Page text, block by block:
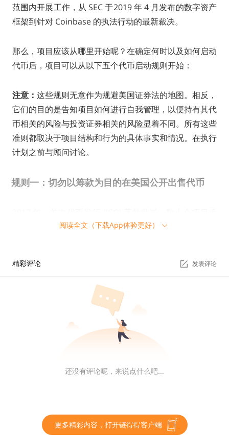
范围内开展工作，从 SEC 于2019 年 4 月发布的数字资产
框架到针对 Coinbase 的执法行动的最新裁决。
那么，项目应该从哪里开始呢？在确定何时以及如何启动
代币后，项目可以从以下五个代币启动规则开始：
注意： 这些规则无意作为规避美国证券法的地图。相反，
它们的目的是告知项目如何进行自我管理，以便持有其代
币相关的风险与投资证券相关的风险显着不同。所有这些
准则都取决于项目结构和行为的具体事实和情况。在执行
计划之前与顾问讨论。
规则一：切勿以筹款为目的在美国公开出售代币
诺将实现重要的技术突破，寻求筹集资金。虽然许多人这
CO，因为 ICO 通常满足豪伊测试的所有条件——一种合
同、计划或交易，其中将资金投资于普通企业，并根据管
理人员的预期获得合理的利润预期。或他人的创业努力。
没有什么地方比初级交易（即代币发行人向投资者销售代
币）更容易应用 Howey 测试了。在许多 ICO 中，代币发
销售的收益为其运营提供资金，并为投资者提供未来的回
该行业自 2017 年以来不断发展，摆脱了基于美国公开代
阅读全文（下载App体验更好）
精彩评论 发表评论
还没有评论呢，来说点什么吧...
更多精彩内容，打开链得得客户端